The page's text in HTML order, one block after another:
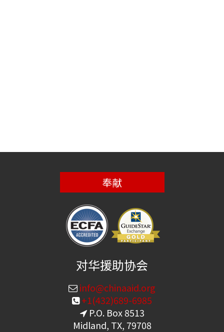
奉献
对华援助协会
info@chinaaid.org
+1(432)689-6985
P.O. Box 8513
Midland, TX, 79708